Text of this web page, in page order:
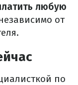
любую
от
по